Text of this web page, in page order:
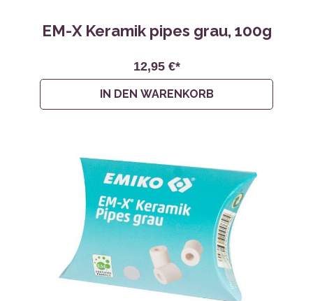
EM-X Keramik pipes grau, 100g
12,95 €*
IN DEN WARENKORB